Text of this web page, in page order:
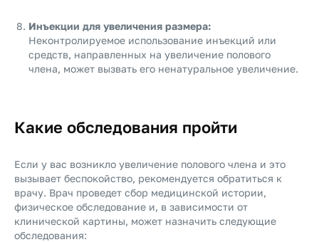
Инъекции для увеличения размера:
Неконтролируемое использование инъекций или
средств, направленных на увеличение полового
члена, может вызвать его ненатуральное увеличение.
Какие обследования пройти
Если у вас возникло увеличение полового члена и это
вызывает беспокойство, рекомендуется обратиться к
врачу. Врач проведет сбор медицинской истории,
физическое обследование и, в зависимости от
клинической картины, может назначить следующие
обследования: